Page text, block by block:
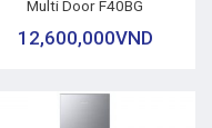
Multi Door F40BG
12,600,000VND